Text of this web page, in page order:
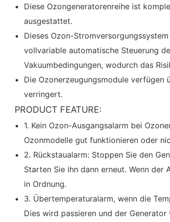
Diese Ozongeneratorenreihe ist
ausgestattet.
Dieses Ozon-
vollvariable automatische Steuerung
Vakuumbedingungen, wodurch das
Die Ozonerzeugungsmodule verfügen
verringert.
PRODUCT FEATURE:
1. Kein Ozon-Ausgangsalarm bei
Ozonmodelle gut funktionieren oder
2. Rückstaualarm: Stoppen Sie den
Starten Sie ihn dann erneut. Wenn
in Ordnung.
3. Übertemperaturalarm, wenn die
Dies wird passieren und der